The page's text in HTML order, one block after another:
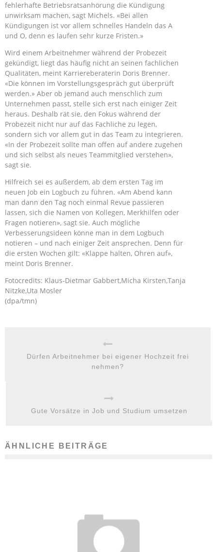
fehlerhafte Betriebsratsanhörung die Kündigung
unwirksam machen, sagt Michels. «Bei allen
Kündigungen ist vor allem schnelles Handeln das A
und O, denn es laufen sehr kurze Fristen.»
Wird einem Arbeitnehmer während der Probezeit
gekündigt, liegt das häufig nicht an seinen fachlichen
Qualitäten, meint Karriereberaterin Doris Brenner.
«Die können im Vorstellungsgespräch gut überprüft
werden.» Aber ob jemand auch menschlich zum
Unternehmen passt, stelle sich erst nach einiger Zeit
heraus. Deshalb rät sie, den Fokus während der
Probezeit nicht nur auf das Fachliche zu legen,
sondern sich vor allem gut in das Team zu integrieren.
«In der Probezeit sollte man offen auf andere zugehen
und sich selbst als neues Teammitglied verstehen»,
sagt sie.
Hilfreich sei es außerdem, ab dem ersten Tag im
neuen Job ein Logbuch zu führen. «Am Abend kann
man dann den Tag noch einmal Revue passieren
lassen, sich die Namen von Kollegen, Merkhilfen oder
Fragen notieren», sagt sie. Auch mögliche
Verbesserungsideen könne man in dem Logbuch
notieren – und nach einiger Zeit ansprechen. Denn für
die ersten Wochen gilt: «Klappe halten, Ohren auf»,
meint Doris Brenner.
Fotocredits: Klaus-Dietmar Gabbert,Micha Kirsten,Tanja
Nitzke,Uta Mosler
(dpa/tmn)
Dürfen Arbeitnehmer bei eigener Hochzeit frei
nehmen?
Gute Vorsätze in Job und Studium umsetzen
ÄHNLICHE BEITRÄGE